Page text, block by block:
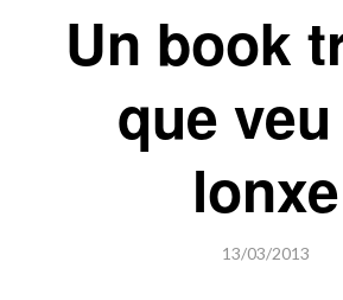
Un book
que
lonxe
13/03/2013